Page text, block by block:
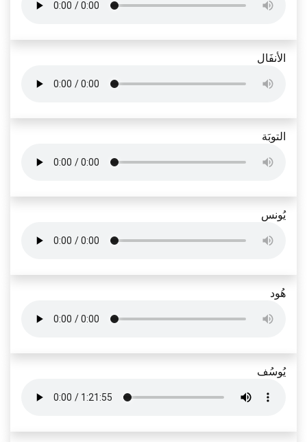
الأنفَال
التوبَة
يُونس
هُود
يُوسُف